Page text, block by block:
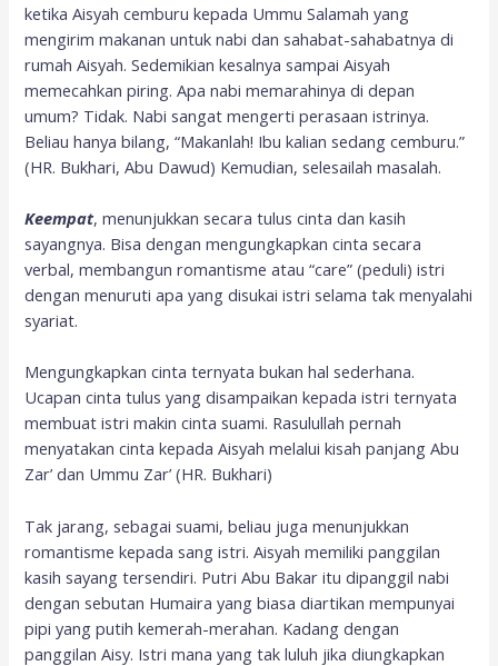
ketika Aisyah cemburu kepada Ummu Salamah yang
mengirim makanan untuk nabi dan sahabat-sahabatnya di
rumah Aisyah. Sedemikian kesalnya sampai Aisyah
memecahkan piring. Apa nabi memarahinya di depan
umum? Tidak. Nabi sangat mengerti perasaan istrinya.
Beliau hanya bilang, “Makanlah! Ibu kalian sedang cemburu.”
(HR. Bukhari, Abu Dawud) Kemudian, selesailah masalah.
Keempat, menunjukkan secara tulus cinta dan kasih
sayangnya. Bisa dengan mengungkapkan cinta secara
verbal, membangun romantisme atau “care” (peduli) istri
dengan menuruti apa yang disukai istri selama tak menyalahi
syariat.
Mengungkapkan cinta ternyata bukan hal sederhana.
Ucapan cinta tulus yang disampaikan kepada istri ternyata
membuat istri makin cinta suami. Rasulullah pernah
menyatakan cinta kepada Aisyah melalui kisah panjang Abu
Zar’ dan Ummu Zar’ (HR. Bukhari)
Tak jarang, sebagai suami, beliau juga menunjukkan
romantisme kepada sang istri. Aisyah memiliki panggilan
kasih sayang tersendiri. Putri Abu Bakar itu dipanggil nabi
dengan sebutan Humaira yang biasa diartikan mempunyai
pipi yang putih kemerah-merahan. Kadang dengan
panggilan Aisy. Istri mana yang tak luluh jika diungkapkan